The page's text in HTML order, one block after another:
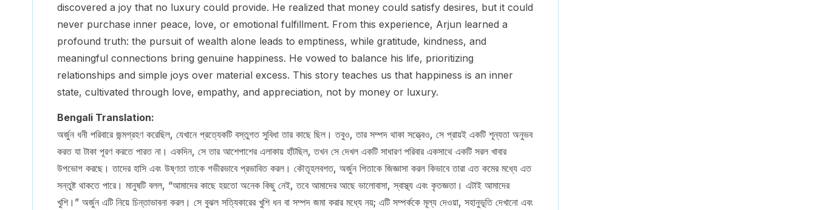
discovered a joy that no luxury could provide. He realized that money could satisfy desires, but it could
never purchase inner peace, love, or emotional fulfillment. From this experience, Arjun learned a
profound truth: the pursuit of wealth alone leads to emptiness, while gratitude, kindness, and
meaningful connections bring genuine happiness. He vowed to balance his life, prioritizing
relationships and simple joys over material excess. This story teaches us that happiness is an inner
state, cultivated through love, empathy, and appreciation, not by money or luxury.
Bengali Translation:
অর্জুন ধনী পরিবারে জন্মগ্রহণ করেছিল, যেখানে প্রত্যেকটি বস্তুগত সুবিধা তার কাছে ছিল। তবুও, তার সম্পদ থাকা সত্ত্বেও, সে প্রায়ই একটি শূন্যতা অনুভব
করত যা টাকা পূরণ করতে পারত না। একদিন, সে তার আশেপাশের এলাকায় হাঁটছিল, তখন সে দেখল একটি সাধারণ পরিবার একসাথে একটি সরল খাবার
উপভোগ করছে। তাদের হাসি এবং উষ্ণতা তাকে গভীরভাবে প্রভাবিত করল। কৌতূহলবশত, অর্জুন পিতাকে জিজ্ঞাসা করল কিভাবে তারা এত কমের মধ্যে এত
সন্তুষ্ট থাকতে পারে। মানুষটি বলল, “আমাদের কাছে হয়তো অনেক কিছু নেই, তবে আমাদের আছে ভালোবাসা, স্বাস্থ্য এবং কৃতজ্ঞতা। এটাই আমাদের
খুশি।” অর্জুন এটি নিয়ে চিন্তাভাবনা করল। সে বুঝল সত্যিকারের খুশি ধন বা সম্পদ জমা করার মধ্যে নয়; এটি সম্পর্ককে মূল্য দেওয়া, সহানুভূতি দেখানো এবং